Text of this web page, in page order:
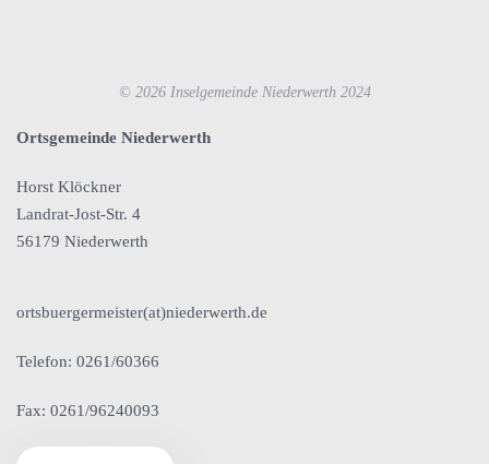
© 2026Inselgemeinde Niederwerth 2024
Ortsgemeinde Niederwerth
Horst Klöckner
Landrat-Jost-Str. 4
56179 Niederwerth
ortsbuergermeister(at)niederwerth.de
Telefon: 0261/60366
Fax: 0261/96240093